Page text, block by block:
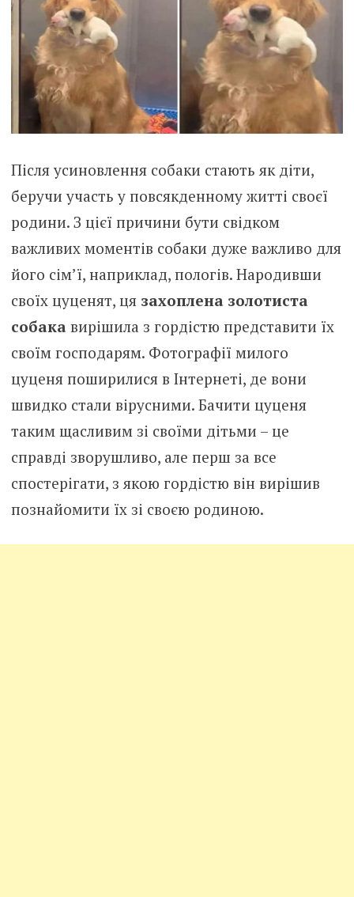
Після усиновлення собаки стають як діти,
беручи участь у повсякденному житті своєї
родини. З цієї причини бути свідком
важливих моментів собаки дуже важливо для
його сім’ї, наприклад, пологів. Народивши
своїх цуценят, ця захоплена золотиста
собака вирішила з гордістю представити їх
своїм господарям. Фотографії милого
цуценя поширилися в Інтернеті, де вони
швидко стали вірусними. Бачити цуценя
таким щасливим зі своїми дітьми – це
справді зворушливо, але перш за все
спостерігати, з якою гордістю він вирішив
познайомити їх зі своєю родиною.